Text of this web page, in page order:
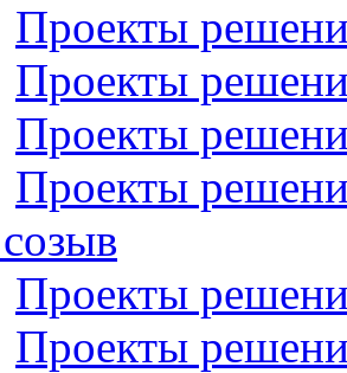
Проекты
Проекты
Проекты
Проекты
Проекты
Проекты